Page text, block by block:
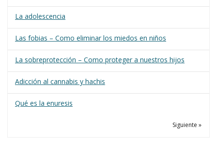
La adolescencia
Las fobias – Como eliminar los miedos en niños
La sobreprotección – Como proteger a nuestros hijos
Adicción al cannabis y hachis
Qué es la enuresis
Siguiente »